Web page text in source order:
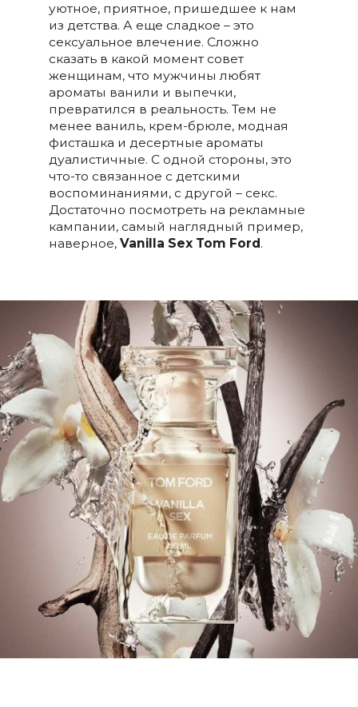
уютное, приятное, пришедшее к нам
из детства. А еще сладкое – это
сексуальное влечение. Сложно
сказать в какой момент совет
женщинам, что мужчины любят
ароматы ванили и выпечки,
превратился в реальность. Тем не
менее ваниль, крем-брюле, модная
фисташка и десертные ароматы
дуалистичные. С одной стороны, это
что-то связанное с детскими
воспоминаниями, с другой – секс.
Достаточно посмотреть на рекламные
кампании, самый наглядный пример,
наверное, Vanilla Sex Tom Ford .